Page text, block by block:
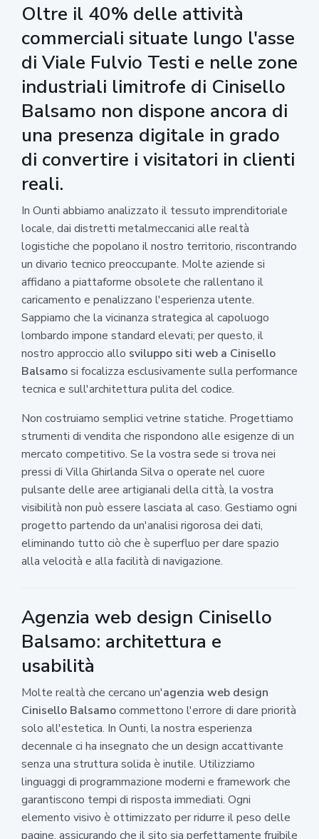
Oltre il 40% delle attività
commerciali situate lungo l'asse
di Viale Fulvio Testi e nelle zone
industriali limitrofe di Cinisello
Balsamo non dispone ancora di
una presenza digitale in grado
di convertire i visitatori in clienti
reali.
In Ounti abbiamo analizzato il tessuto imprenditoriale
locale, dai distretti metalmeccanici alle realtà
logistiche che popolano il nostro territorio, riscontrando
un divario tecnico preoccupante. Molte aziende si
affidano a piattaforme obsolete che rallentano il
caricamento e penalizzano l'esperienza utente.
Sappiamo che la vicinanza strategica al capoluogo
lombardo impone standard elevati; per questo, il
nostro approccio allo sviluppo siti web a Cinisello
Balsamosi focalizza esclusivamente sulla performance
tecnica e sull'architettura pulita del codice.
Non costruiamo semplici vetrine statiche. Progettiamo
strumenti di vendita che rispondono alle esigenze di un
mercato competitivo. Se la vostra sede si trova nei
pressi di Villa Ghirlanda Silva o operate nel cuore
pulsante delle aree artigianali della città, la vostra
visibilità non può essere lasciata al caso. Gestiamo ogni
progetto partendo da un'analisi rigorosa dei dati,
eliminando tutto ciò che è superfluo per dare spazio
alla velocità e alla facilità di navigazione.
Agenzia web design Cinisello
Balsamo: architettura e
usabilità
Molte realtà che cercano un'agenzia web design
Cinisello Balsamocommettono l'errore di dare priorità
solo all'estetica. In Ounti, la nostra esperienza
decennale ci ha insegnato che un design accattivante
senza una struttura solida è inutile. Utilizziamo
linguaggi di programmazione moderni e framework che
garantiscono tempi di risposta immediati. Ogni
elemento visivo è ottimizzato per ridurre il peso delle
pagine, assicurando che il sito sia perfettamente fruibile